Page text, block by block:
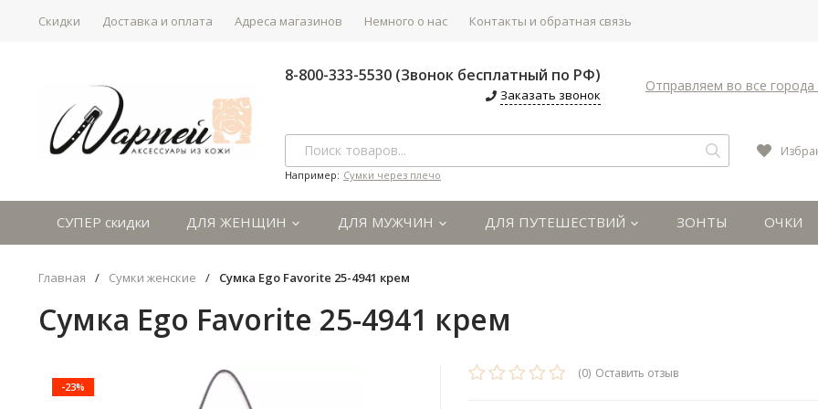
Скидки Доставка и оплата Адреса магазинов Немного о нас Контакты и обратная связь
8-800-333-5530 (Звонок бесплатный по РФ)
Заказать звонок
Отправляем во все города
Например: Сумки через плечо
СУПЕР скидки ДЛЯ ЖЕНЩИН ДЛЯ МУЖЧИН ДЛЯ ПУТЕШЕСТВИЙ ЗОНТЫ ОЧКИ
Главная / Сумки женские / Сумка Ego Favorite 25-4941 крем
Сумка Ego Favorite 25-4941 крем
-23%
(0) Оставить отзыв